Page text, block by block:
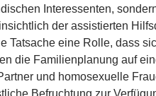
Interessenten,
der assistierten
Tatsache eine Rolle, dass
die Familienplanung auf
und homosexuelle
Befruchtung zur